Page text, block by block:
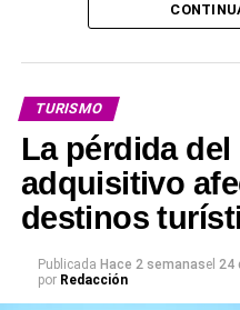
Inicio: Lunes 3 de agosto
Horario del taller: 14:30 a
Lugar: Salón de los
Inscripciones al 3442-
15:00 a 17:00 horas,
* DNI
TURISMO
La pérdida
adquisitivo
destinos
Publicada Hace 2 semanasel 24
por Redacción